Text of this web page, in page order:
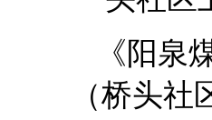
《阳泉
（桥头